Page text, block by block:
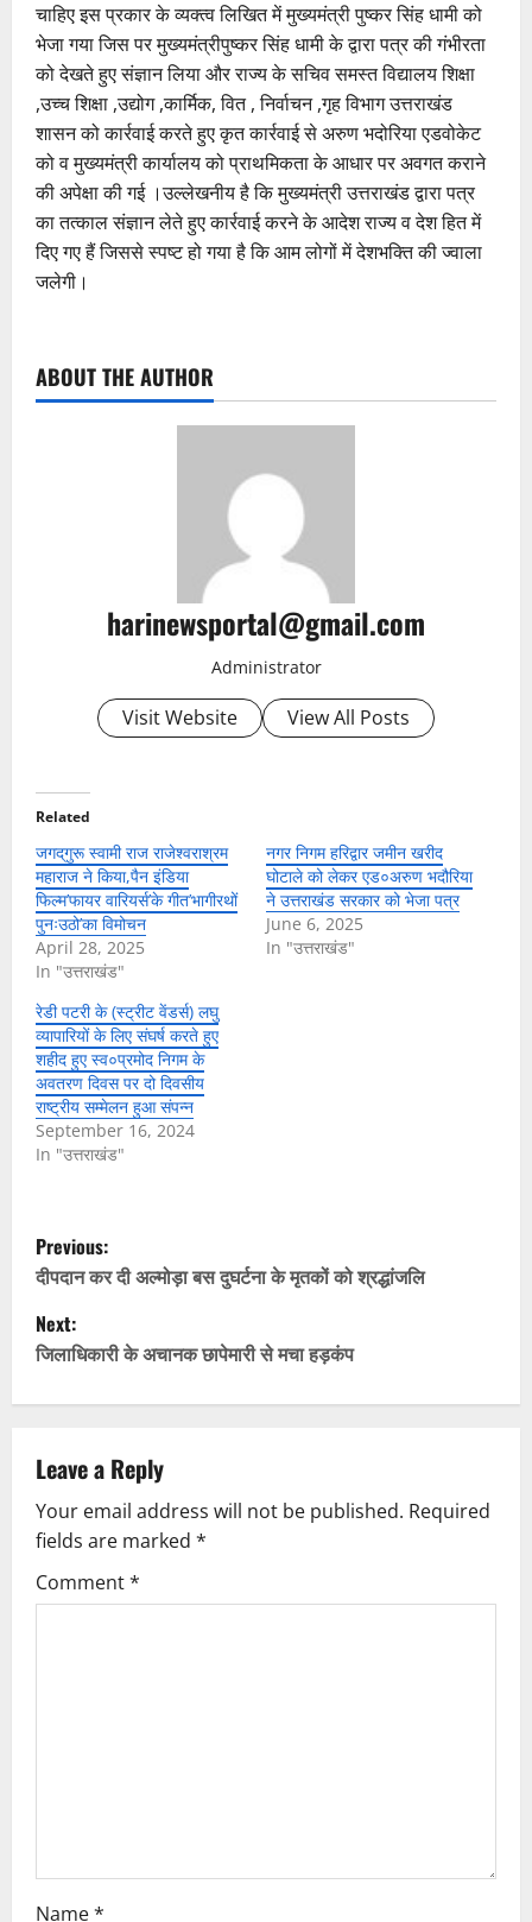
चाहिए इस प्रकार के व्यक्त्व लिखित में मुख्यमंत्री पुष्कर सिंह धामी को
भेजा गया जिस पर मुख्यमंत्रीपुष्कर सिंह धामी के द्वारा पत्र की गंभीरता
को देखते हुए संज्ञान लिया और राज्य के सचिव समस्त विद्यालय शिक्षा
,उच्च शिक्षा ,उद्योग ,कार्मिक, वित , निर्वाचन ,गृह विभाग उत्तराखंड
शासन को कार्रवाई करते हुए कृत कार्रवाई से अरुण भदोरिया एडवोकेट
को व मुख्यमंत्री कार्यालय को प्राथमिकता के आधार पर अवगत कराने
की अपेक्षा की गई ।उल्लेखनीय है कि मुख्यमंत्री उत्तराखंड द्वारा पत्र
का तत्काल संज्ञान लेते हुए कार्रवाई करने के आदेश राज्य व देश हित में
दिए गए हैं जिससे स्पष्ट हो गया है कि आम लोगों में देशभक्ति की ज्वाला
जलेगी।
ABOUT THE AUTHOR
harinewsportal@gmail.com
Administrator
Visit Website View All Posts
Related
जगद्‌गुरू स्वामी राज राजेश्वराश्रम
महाराज ने किया,पैन इंडिया
फिल्म’फायर वारियर्स’के गीत’भागीरथों
पुनःउठो’का विमोचन
April 28, 2025
In "उत्तराखंड"
नगर निगम हरिद्वार जमीन खरीद
घोटाले को लेकर एड०अरुण भदौरिया
ने उत्तराखंड सरकार को भेजा पत्र
June 6, 2025
In "उत्तराखंड"
रेडी पटरी के (स्ट्रीट वेंडर्स) लघु
व्यापारियों के लिए संघर्ष करते हुए
शहीद हुए स्व०प्रमोद निगम के
अवतरण दिवस पर दो दिवसीय
राष्ट्रीय सम्मेलन हुआ संपन्न
September 16, 2024
In "उत्तराखंड"
P
o
s
a
v
i
n
Previous:
दीपदान कर दी अल्मोड़ा बस दुघर्टना के मृतकों को श्रद्धांजलि
Next:
जिलाधिकारी के अचानक छापेमारी से मचा हड़कंप
Leave a Reply
Your email address will not be published. Required
fields are marked *
Comment*
Name*